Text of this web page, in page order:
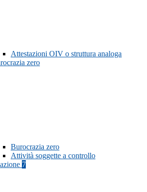
Attestazioni OIV o struttura analoga
zero
Burocrazia zero
Attività soggette a controllo
7